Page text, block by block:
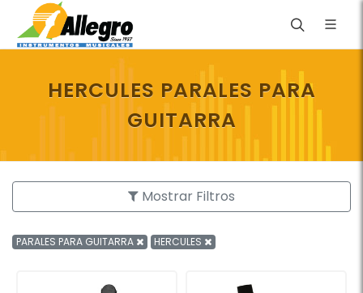
HERCULES PARALES PARA
GUITARRA
Mostrar Filtros
PARALES PARA GUITARRA HERCULES